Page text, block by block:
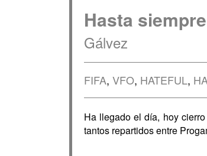
Hasta siempre
Gálvez
FIFA, VFO, HATEFUL,
Ha llegado el día, hoy
tantos repartidos entre